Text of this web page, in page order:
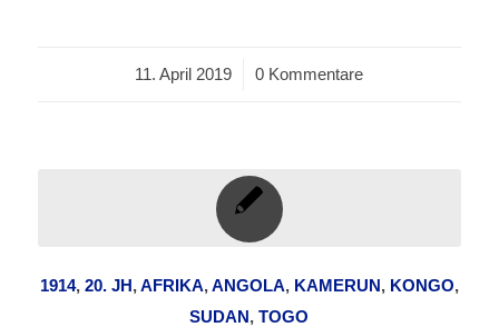
11. April 2019
/ 0 Kommentare
1914, 20. JH,AFRIKA,ANGOLA, KAMERUN, KONGO,
SUDAN,TOGO